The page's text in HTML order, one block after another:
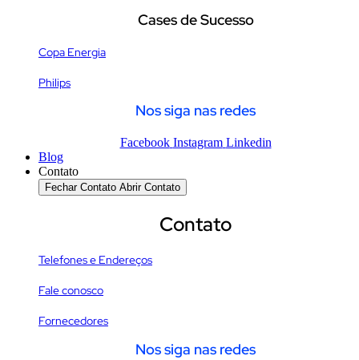
Cases de Sucesso
Copa Energia
Philips
Nos siga nas redes
Facebook Instagram Linkedin
Blog
Contato
Fechar Contato Abrir Contato
Contato
Telefones e Endereços
Fale conosco
Fornecedores
Nos siga nas redes